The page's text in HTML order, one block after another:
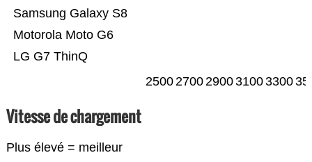
LG G7 ThinQ
Motorola Moto G6
Samsung Galaxy S8
25002700290031003300
Vitesse de chargement
Plus élevé = meilleur